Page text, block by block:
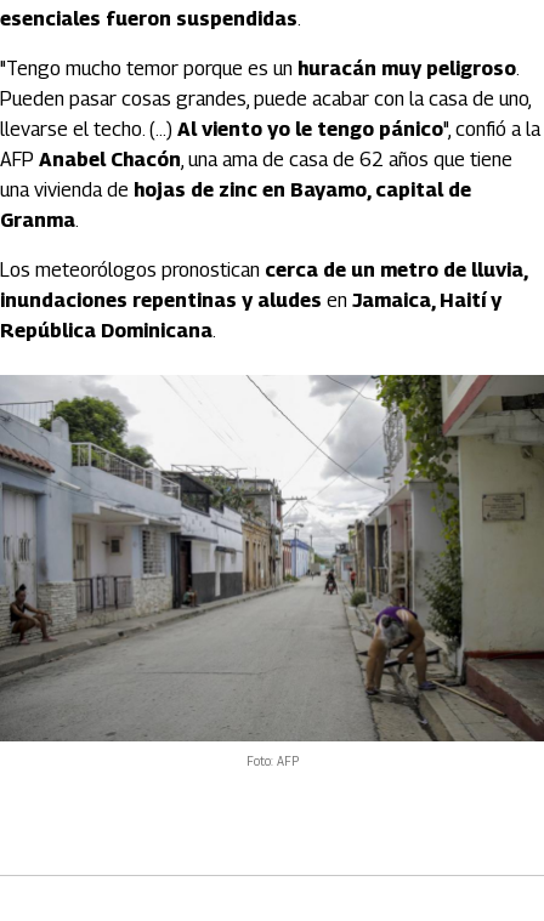
esenciales fueron suspendidas.
"Tengo mucho temor porque es un huracán muy peligroso.
Pueden pasar cosas grandes, puede acabar con la casa de uno,
llevarse el techo. (...) Al viento yo le tengo pánico", confió a la
AFP Anabel Chacón, una ama de casa de 62 años que tiene
una vivienda de hojas de zinc en Bayamo, capital de
Granma.
Los meteorólogos pronostican cerca de un metro de lluvia,
inundaciones repentinas y aludes en Jamaica, Haití y
República Dominicana.
Foto: AFP